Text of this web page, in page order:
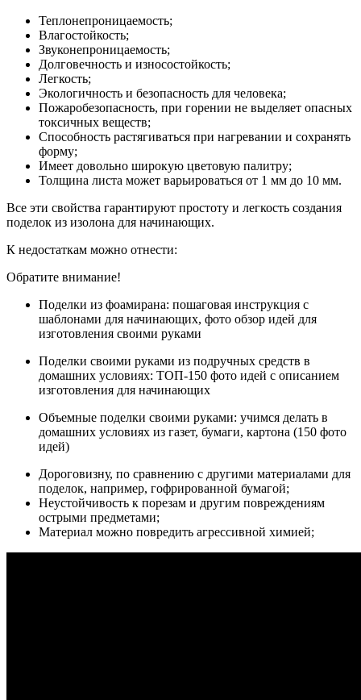
Теплонепроницаемость;
Влагостойкость;
Звуконепроницаемость;
Долговечность и износостойкость;
Легкость;
Экологичность и безопасность для человека;
Пожаробезопасность, при горении не выделяет опасных
токсичных веществ;
Способность растягиваться при нагревании и сохранять
форму;
Имеет довольно широкую цветовую палитру;
Толщина листа может варьироваться от 1 мм до 10 мм.
Все эти свойства гарантируют простоту и легкость создания
поделок из изолона для начинающих.
К недостаткам можно отнести:
Обратите внимание!
Поделки из фоамирана: пошаговая инструкция с
шаблонами для начинающих, фото обзор идей для
изготовления своими руками
Поделки своими руками из подручных средств в
домашних условиях: ТОП-150 фото идей с описанием
изготовления для начинающих
Объемные поделки своими руками: учимся делать в
домашних условиях из газет, бумаги, картона (150 фото
идей)
Дороговизну, по сравнению с другими материалами для
поделок, например, гофрированной бумагой;
Неустойчивость к порезам и другим повреждениям
острыми предметами;
Материал можно повредить агрессивной химией;